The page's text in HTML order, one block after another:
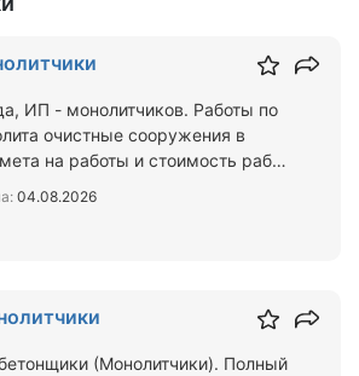
ИП - монолитчиков. Работы по
очистные сооружения в
на работы и стоимость работ
04.08.2026
(Монолитчики). Полный